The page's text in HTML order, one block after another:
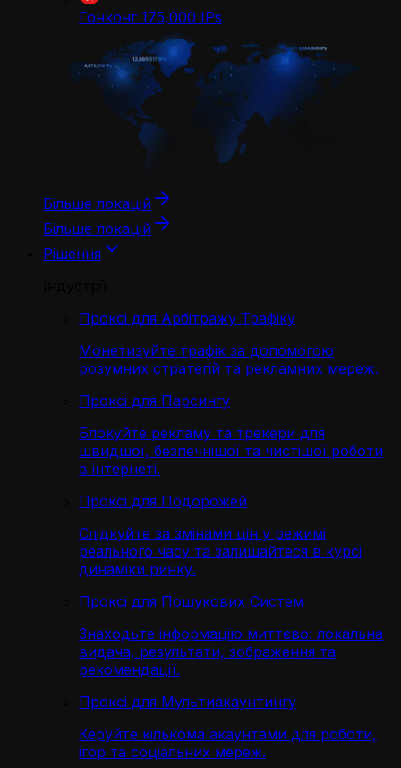
Гонконг 175,000 IPs
Більше локацій
Більше локацій
Рішення
Проксі для Арбітражу Трафіку
Монетизуйте трафік за допомогою
розумних стратегій та рекламних мереж.
Проксі для Парсингу
Блокуйте рекламу та трекери для
швидшої, безпечнішої та чистішої роботи
в інтернеті.
Проксі для Подорожей
Слідкуйте за змінами цін у режимі
реального часу та залишайтеся в курсі
динаміки ринку.
Проксі для Пошукових Систем
Знаходьте інформацію миттєво: локальна
видача, результати, зображення та
рекомендації.
Проксі для Мультиакаунтингу
Керуйте кількома акаунтами для роботи,
ігор та соціальних мереж.